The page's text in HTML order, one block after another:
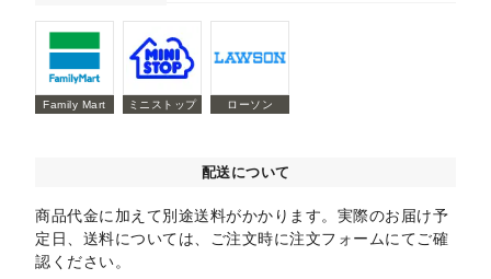
Family Mart ミニストップ ローソン
配送について
商品代金に加えて別途送料がかかります。実際のお届け予
定日、送料については、ご注文時に注文フォームにてご確
認ください。